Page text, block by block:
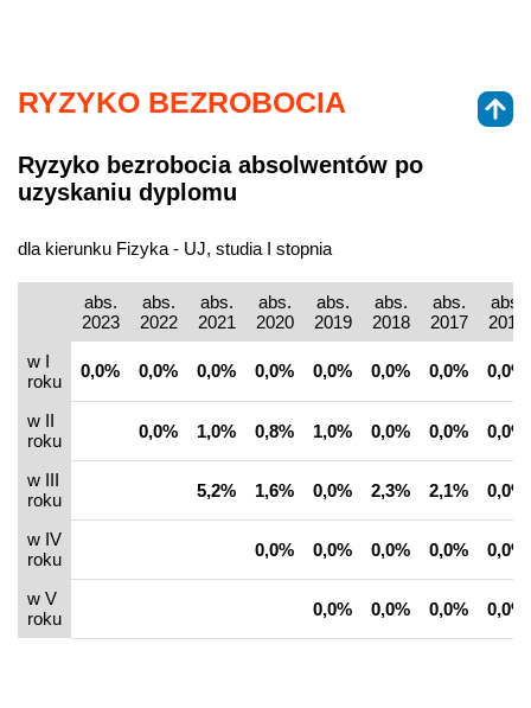
RYZYKO BEZROBOCIA
Ryzyko bezrobocia absolwentów po
uzyskaniu dyplomu
dla kierunku Fizyka - UJ, studia I stopnia
abs.
2023
abs.
2022
abs.
2021
abs.
2020
abs.
2019
abs.
2018
abs.
2017
abs.
2016
w I
roku
0,0% 0,0% 0,0% 0,0% 0,0% 0,0% 0,0% 0,0%
w II
roku
0,0% 1,0% 0,8% 1,0% 0,0% 0,0% 0,0%
w III
roku
5,2% 1,6% 0,0% 2,3% 2,1% 0,0%
w IV
roku
0,0% 0,0% 0,0% 0,0% 0,0%
w V
roku
0,0% 0,0% 0,0% 0,0%